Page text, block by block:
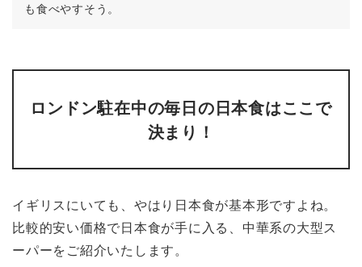
も食べやすそう。
ロンドン駐在中の毎日の日本食はここで
決まり！
イギリスにいても、やはり日本食が基本形ですよね。
比較的安い価格で日本食が手に入る、中華系の大型ス
ーパーをご紹介いたします。